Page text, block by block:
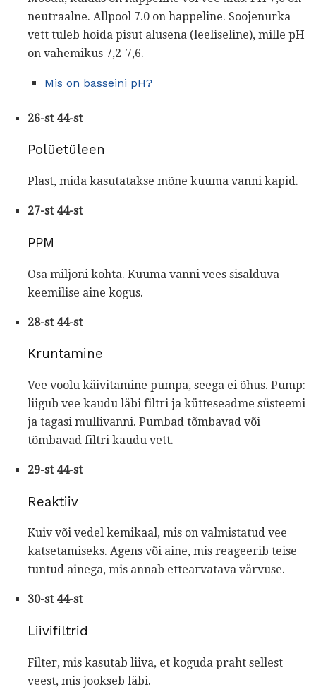
neutraalne. Allpool 7.0 on happeline. Soojenurka
vett tuleb hoida pisut alusena (leeliseline), mille pH
on vahemikus 7,2-7,6.
Mis on basseini pH?
26-st 44-st
Polüetüleen
Plast, mida kasutatakse mõne kuuma vanni kapid.
27-st 44-st
PPM
Osa miljoni kohta. Kuuma vanni vees sisalduva
keemilise aine kogus.
28-st 44-st
Kruntamine
Vee voolu käivitamine pumpa, seega ei õhus. Pump:
liigub vee kaudu läbi filtri ja kütteseadme süsteemi
ja tagasi mullivanni. Pumbad tõmbavad või
tõmbavad filtri kaudu vett.
29-st 44-st
Reaktiiv
Kuiv või vedel kemikaal, mis on valmistatud vee
katsetamiseks. Agens või aine, mis reageerib teise
tuntud ainega, mis annab ettearvatava värvuse.
30-st 44-st
Liivifiltrid
Filter, mis kasutab liiva, et koguda praht sellest
veest, mis jookseb läbi.